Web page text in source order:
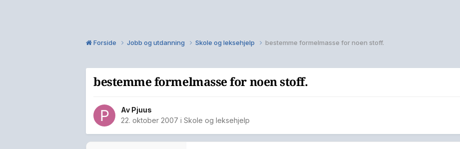
Forside Jobb og utdanning Skole og leksehjelp bestemme formelmasse for noen stoff.
bestemme formelmasse for noen stoff.
Av Pjuus
22. oktober 2007 i Skole og leksehjelp